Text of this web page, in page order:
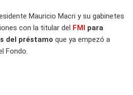
Mauricio Macri y su gabinetes
con la titular del FMI para
del préstamo que ya empezó a
Fondo.